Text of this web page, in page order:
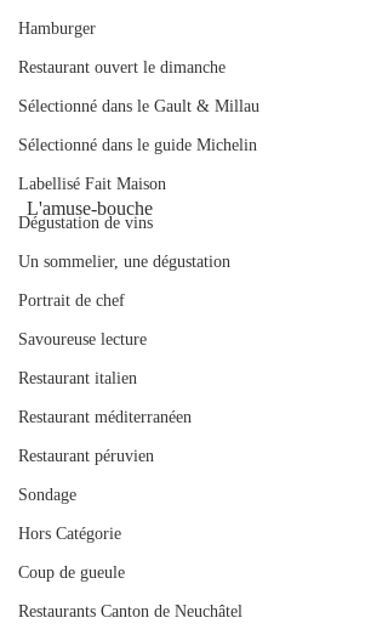
Hamburger
Restaurant ouvert le dimanche
Sélectionné dans le Gault & Millau
Sélectionné dans le guide Michelin
Labellisé Fait Maison
Dégustation de vins
Un sommelier, une dégustation
Portrait de chef
Savoureuse lecture
Restaurant italien
Restaurant méditerranéen
Restaurant péruvien
Sondage
Hors Catégorie
Coup de gueule
Restaurants Canton de Neuchâtel
L'amuse-bouche